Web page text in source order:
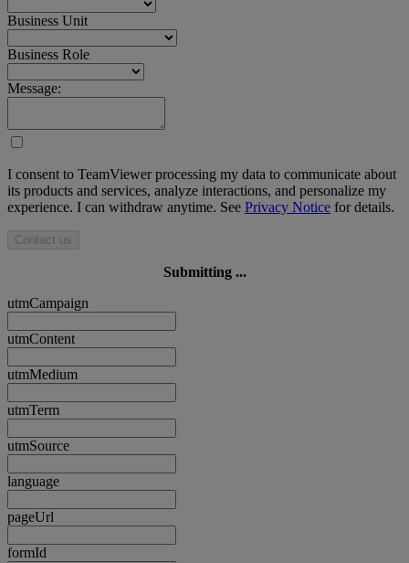
Business Unit
Business Role
Message:
I consent to TeamViewer processing my data to communicate about
its products and services, analyze interactions, and personalize my
experience. I can withdraw anytime. See Privacy Notice for details.
Contact us
Submitting ...
utmCampaign
utmContent
utmMedium
utmTerm
utmSource
language
pageUrl
formId